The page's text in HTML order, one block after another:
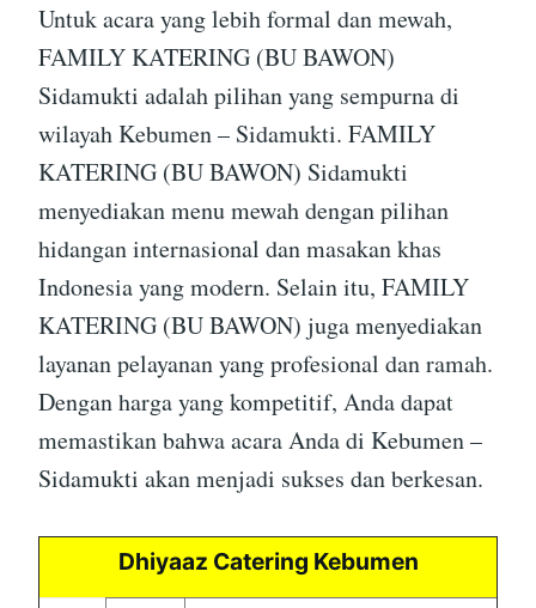
Untuk acara yang lebih formal dan mewah,
FAMILY KATERING (BU BAWON)
Sidamukti adalah pilihan yang sempurna di
wilayah Kebumen – Sidamukti. FAMILY
KATERING (BU BAWON) Sidamukti
menyediakan menu mewah dengan pilihan
hidangan internasional dan masakan khas
Indonesia yang modern. Selain itu, FAMILY
KATERING (BU BAWON) juga menyediakan
layanan pelayanan yang profesional dan ramah.
Dengan harga yang kompetitif, Anda dapat
memastikan bahwa acara Anda di Kebumen –
Sidamukti akan menjadi sukses dan berkesan.
Dhiyaaz Catering Kebumen